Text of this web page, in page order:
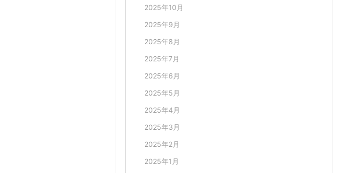
2025年10月
2025年9月
2025年8月
2025年7月
2025年6月
2025年5月
2025年4月
2025年3月
2025年2月
2025年1月